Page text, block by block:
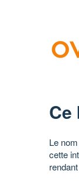
Ce
Le
cette